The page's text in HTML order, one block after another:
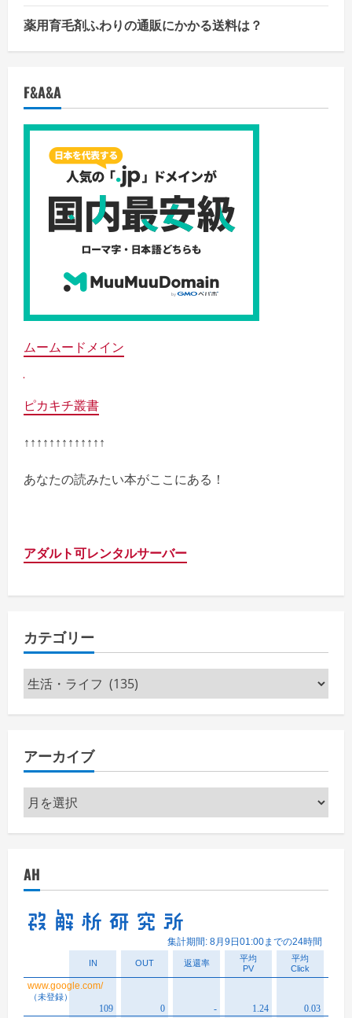
薬用育毛剤ふわりの通販にかかる送料は？
F&A&A
ムームードメイン
ピカキチ叢書
↑↑↑↑↑↑↑↑↑↑↑↑↑
あなたの読みたい本がここにある！
アダルト可レンタルサーバー
カテゴリー
カ
テ
ー
アーカイブ
ア
ー
ブ
AH